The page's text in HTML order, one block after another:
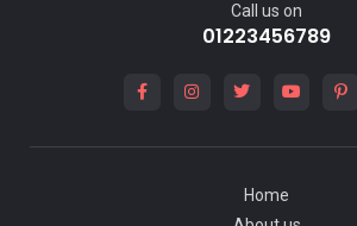
Call us on
01223456789
Home